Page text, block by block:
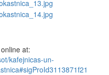
at:
kafejnicas-un-